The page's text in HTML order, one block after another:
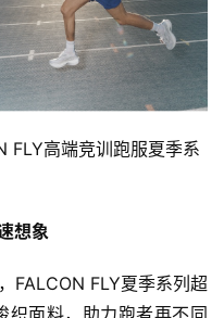
FLY高端竞训跑服夏季系
想象
FALCON FLY夏季系列超
织面料，助力跑者再不同